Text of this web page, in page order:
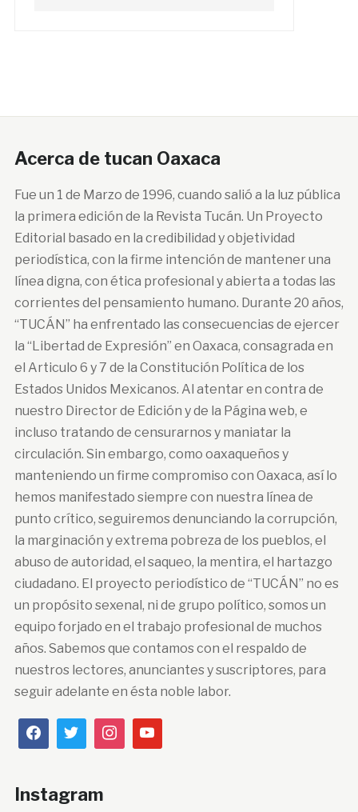
Acerca de tucan Oaxaca
Fue un 1 de Marzo de 1996, cuando salió a la luz pública
la primera edición de la Revista Tucán. Un Proyecto
Editorial basado en la credibilidad y objetividad
periodística, con la firme intención de mantener una
línea digna, con ética profesional y abierta a todas las
corrientes del pensamiento humano. Durante 20 años,
“TUCÁN” ha enfrentado las consecuencias de ejercer
la “Libertad de Expresión” en Oaxaca, consagrada en
el Articulo 6 y 7 de la Constitución Política de los
Estados Unidos Mexicanos. Al atentar en contra de
nuestro Director de Edición y de la Página web, e
incluso tratando de censurarnos y maniatar la
circulación. Sin embargo, como oaxaqueños y
manteniendo un firme compromiso con Oaxaca, así lo
hemos manifestado siempre con nuestra línea de
punto crítico, seguiremos denunciando la corrupción,
la marginación y extrema pobreza de los pueblos, el
abuso de autoridad, el saqueo, la mentira, el hartazgo
ciudadano. El proyecto periodístico de “TUCÁN” no es
un propósito sexenal, ni de grupo político, somos un
equipo forjado en el trabajo profesional de muchos
años. Sabemos que contamos con el respaldo de
nuestros lectores, anunciantes y suscriptores, para
seguir adelante en ésta noble labor.
Instagram